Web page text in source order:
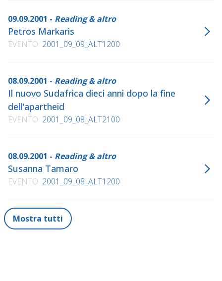
09.09.2001 - Reading & altro
Petros Markaris
EVENTO 2001_09_09_ALT1200
08.09.2001 - Reading & altro
Il nuovo Sudafrica dieci anni dopo la fine
dell'apartheid
EVENTO 2001_09_08_ALT2100
08.09.2001 - Reading & altro
Susanna Tamaro
EVENTO 2001_09_08_ALT1200
Mostra tutti